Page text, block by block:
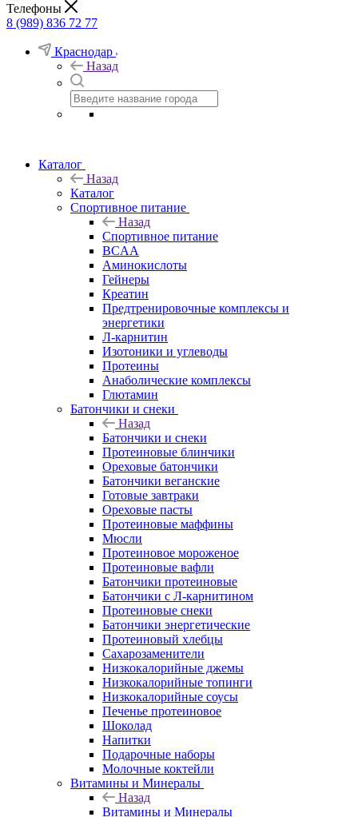
Телефоны
8 (989) 836 72 77
Краснодар
Назад
Каталог
Назад
Каталог
Спортивное питание
Назад
Спортивное питание
BCAA
Аминокислоты
Гейнеры
Креатин
Предтренировочные комплексы и
энергетики
Л-карнитин
Изотоники и углеводы
Протеины
Анаболические комплексы
Глютамин
Батончики и снеки
Назад
Батончики и снеки
Протеиновые блинчики
Ореховые батончики
Батончики веганские
Готовые завтраки
Ореховые пасты
Протеиновые маффины
Мюсли
Протеиновое мороженое
Протеиновые вафли
Батончики протеиновые
Батончики с Л-карнитином
Протеиновые снеки
Батончики энергетические
Протеиновый хлебцы
Сахарозаменители
Низкокалорийные джемы
Низкокалорийные топинги
Низкокалорийные соусы
Печенье протеиновое
Шоколад
Напитки
Подарочные наборы
Молочные коктейли
Витамины и Минералы
Назад
Витамины и Минералы